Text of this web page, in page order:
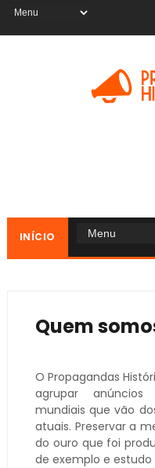
INÍCIO
Quem
O Propagandas
agrupar anúncios
mundiais que vão
atuais. Preservar a
do ouro que foi
de exemplo e